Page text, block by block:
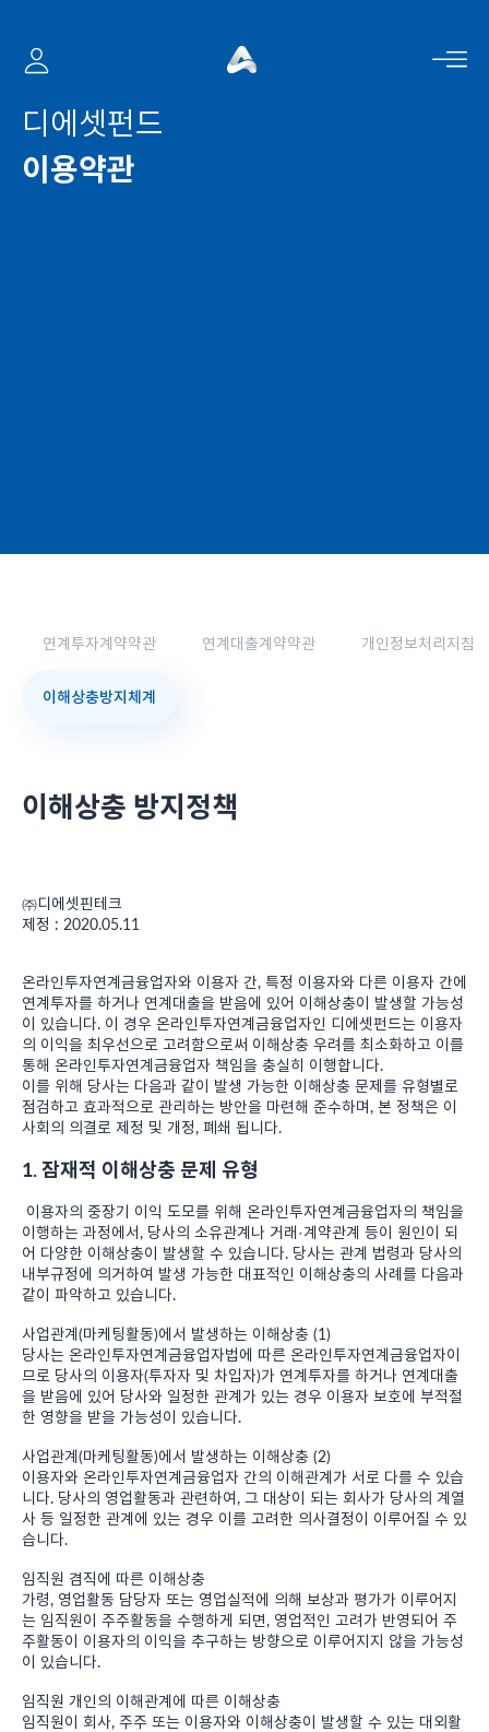
디에셋펀드
이용약관
연계투자계약약관 연계대출계약약관 개인정보처리지침
이해상충방지체계
이해상충 방지정책
㈜디에셋핀테크
제정 : 2020.05.11
온라인투자연계금융업자와 이용자 간, 특정 이용자와 다른 이용자 간에
연계투자를 하거나 연계대출을 받음에 있어 이해상충이 발생할 가능성
이 있습니다. 이 경우 온라인투자연계금융업자인 디에셋펀드는 이용자
의 이익을 최우선으로 고려함으로써 이해상충 우려를 최소화하고 이를
통해 온라인투자연계금융업자 책임을 충실히 이행합니다.
이를 위해 당사는 다음과 같이 발생 가능한 이해상충 문제를 유형별로
점검하고 효과적으로 관리하는 방안을 마련해 준수하며, 본 정책은 이
사회의 의결로 제정 및 개정, 폐쇄 됩니다.
1. 잠재적 이해상충 문제 유형
이용자의 중장기 이익 도모를 위해 온라인투자연계금융업자의 책임을
이행하는 과정에서, 당사의 소유관계나 거래·계약관계 등이 원인이 되
어 다양한 이해상충이 발생할 수 있습니다. 당사는 관계 법령과 당사의
내부규정에 의거하여 발생 가능한 대표적인 이해상충의 사례를 다음과
같이 파악하고 있습니다.
사업관계(마케팅활동)에서 발생하는 이해상충 (1)
당사는 온라인투자연계금융업자법에 따른 온라인투자연계금융업자이
므로 당사의 이용자(투자자 및 차입자)가 연계투자를 하거나 연계대출
을 받음에 있어 당사와 일정한 관계가 있는 경우 이용자 보호에 부적절
한 영향을 받을 가능성이 있습니다.
사업관계(마케팅활동)에서 발생하는 이해상충 (2)
이용자와 온라인투자연계금융업자 간의 이해관계가 서로 다를 수 있습
니다. 당사의 영업활동과 관련하여, 그 대상이 되는 회사가 당사의 계열
사 등 일정한 관계에 있는 경우 이를 고려한 의사결정이 이루어질 수 있
습니다.
임직원 겸직에 따른 이해상충
가령, 영업활동 담당자 또는 영업실적에 의해 보상과 평가가 이루어지
는 임직원이 주주활동을 수행하게 되면, 영업적인 고려가 반영되어 주
주활동이 이용자의 이익을 추구하는 방향으로 이루어지지 않을 가능성
이 있습니다.
임직원 개인의 이해관계에 따른 이해상충
임직원이 회사, 주주 또는 이용자와 이해상충이 발생할 수 있는 대외활